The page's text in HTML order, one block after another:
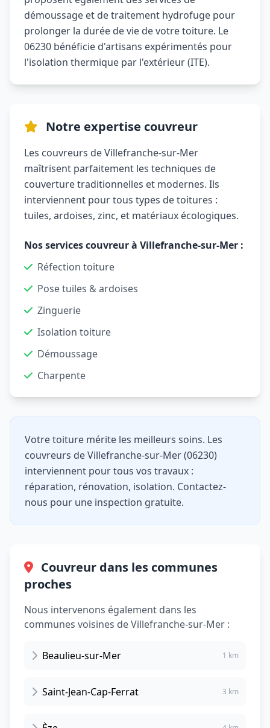
démoussage et de traitement hydrofuge pour
prolonger la durée de vie de votre toiture. Le
06230 bénéficie d'artisans expérimentés pour
l'isolation thermique par l'extérieur (ITE).
Notre expertise couvreur
Les couvreurs de Villefranche-sur-Mer
maîtrisent parfaitement les techniques de
couverture traditionnelles et modernes. Ils
interviennent pour tous types de toitures :
tuiles, ardoises, zinc, et matériaux écologiques.
Nos services couvreur à Villefranche-sur-Mer :
Réfection toiture
Pose tuiles & ardoises
Zinguerie
Isolation toiture
Démoussage
Charpente
Votre toiture mérite les meilleurs soins. Les
couvreurs de Villefranche-sur-Mer (06230)
interviennent pour tous vos travaux :
réparation, rénovation, isolation. Contactez-
nous pour une inspection gratuite.
Couvreur dans les communes
proches
Nous intervenons également dans les
communes voisines de Villefranche-sur-Mer :
Beaulieu-sur-Mer 1 km
Saint-Jean-Cap-Ferrat 3 km